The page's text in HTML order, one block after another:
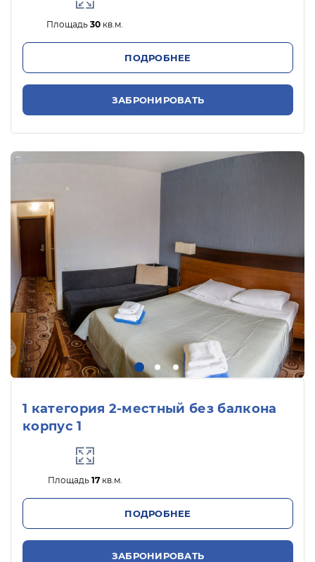
Площадь30 кв.м.
ПОДРОБНЕЕ
ЗАБРОНИРОВАТЬ
1 категория 2-местный без балкона
корпус 1
Площадь 17кв.м.
ПОДРОБНЕЕ
ЗАБРОНИРОВАТЬ